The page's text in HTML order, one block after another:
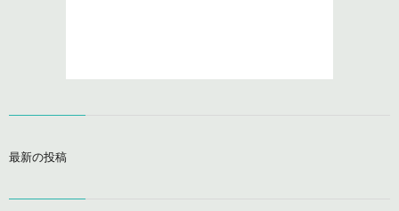
最新の投稿